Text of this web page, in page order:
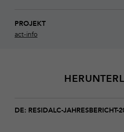
PROJEKT
act-info
DE: RESIDALC-JAHRESBERICHT-
Residalc-